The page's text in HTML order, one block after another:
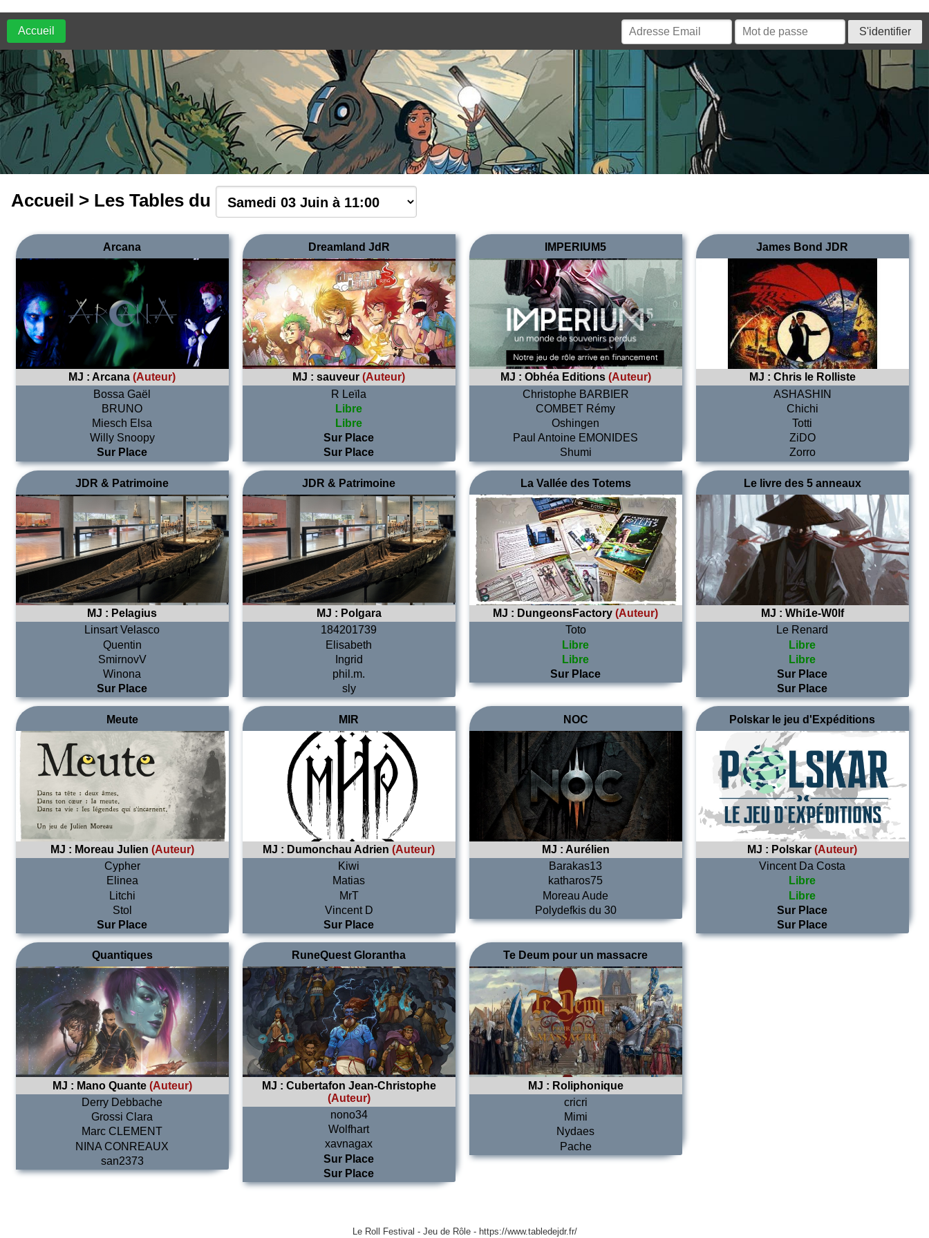
Accueil
Accueil > Les Tables du
Arcana
MJ : Arcana (Auteur)
Bossa Gaël
BRUNO
Miesch Elsa
Willy Snoopy
Sur Place
Dreamland JdR
MJ :sauveur (Auteur)
R Leïla
Libre
Libre
Sur Place
Sur Place
IMPERIUM5
MJ : Obhéa Editions (Auteur)
Christophe BARBIER
COMBET Rémy
Oshingen
Paul Antoine EMONIDES
Shumi
James Bond JDR
MJ : Chris le Rolliste
ASHASHIN
Chichi
Totti
ZiDO
Zorro
JDR & Patrimoine
MJ : Pelagius
Linsart Velasco
Quentin
SmirnovV
Winona
Sur Place
JDR & Patrimoine
MJ : Polgara
184201739
Elisabeth
Ingrid
phil.m.
sly
La Vallée des Totems
MJ : DungeonsFactory (Auteur)
Toto
Libre
Libre
Sur Place
Le livre des 5 anneaux
MJ : Whi1e-W0lf
Le Renard
Libre
Libre
Sur Place
Sur Place
Meute
MJ : Moreau Julien (Auteur)
Cypher
Elinea
Litchi
Stol
Sur Place
MIR
MJ : Dumonchau Adrien (Auteur)
Kiwi
Matias
MrT
Vincent D
Sur Place
NOC
MJ : Aurélien
Barakas13
katharos75
Moreau Aude
Polydefkis du 30
Polskar le jeu d'Expéditions
MJ : Polskar (Auteur)
Vincent Da Costa
Libre
Libre
Sur Place
Sur Place
Quantiques
MJ : Mano Quante (Auteur)
Derry Debbache
Grossi Clara
Marc CLEMENT
NINA CONREAUX
san2373
RuneQuest Glorantha
MJ : Cubertafon Jean-Christophe
(Auteur)
nono34
Wolfhart
xavnagax
Sur Place
Sur Place
Te Deum pour un massacre
MJ : Roliphonique
cricri
Mimi
Nydaes
Pache
Le Roll Festival - Jeu de Rôle - https://www.tabledejdr.fr/